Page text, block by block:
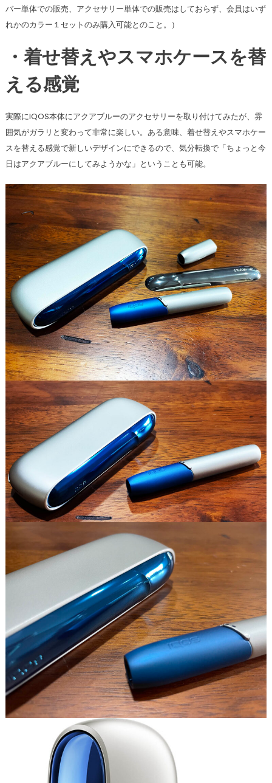
バー単体での販売、アクセサリー単体での販売はしておらず、会員はいず
れかのカラー１セットのみ購入可能とのこと。）
・着せ替えやスマホケースを替
える感覚
実際にIQOS本体にアクアブルーのアクセサリーを取り付けてみたが、雰
囲気がガラリと変わって非常に楽しい。ある意味、着せ替えやスマホケー
スを替える感覚で新しいデザインにできるので、気分転換で「ちょっと今
日はアクアブルーにしてみようかな」ということも可能。